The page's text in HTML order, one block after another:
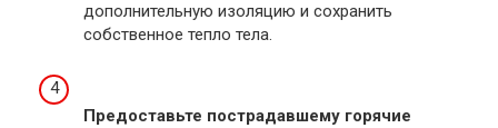
дополнительную изоляцию и сохранить
собственное тепло тела.
Предоставьте пострадавшему горячие